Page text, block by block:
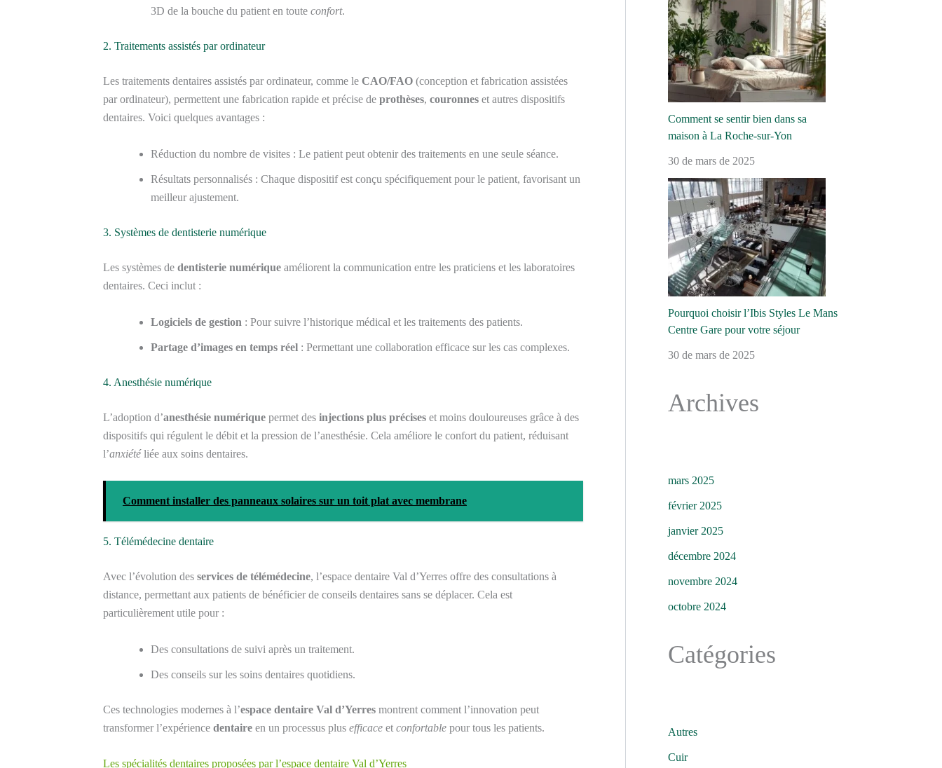
3D de la bouche du patient en toute confort.
2. Traitements assistés par ordinateur
Les traitements dentaires assistés par ordinateur, comme le CAO/FAO (conception et fabrication assistées
par ordinateur), permettent une fabrication rapide et précise de prothèses, couronnes et autres dispositifs
dentaires. Voici quelques avantages :
Réduction du nombre de visites : Le patient peut obtenir des traitements en une seule séance.
Résultats personnalisés : Chaque dispositif est conçu spécifiquement pour le patient, favorisant un
meilleur ajustement.
3. Systèmes de dentisterie numérique
Les systèmes de dentisterie numérique améliorent la communication entre les praticiens et les laboratoires
dentaires. Ceci inclut :
Logiciels de gestion : Pour suivre l’historique médical et les traitements des patients.
Partage d’images en temps réel : Permettant une collaboration efficace sur les cas complexes.
4. Anesthésie numérique
L’adoption d’anesthésie numérique permet des injections plus précises et moins douloureuses grâce à des
dispositifs qui régulent le débit et la pression de l’anesthésie. Cela améliore le confort du patient, réduisant
l’anxiétéliée aux soins dentaires.
Comment installer des panneaux solaires sur un toit plat avec membrane
5. Télémédecine dentaire
Avec l’évolution des services de télémédecine, l’espace dentaire Val d’Yerres offre des consultations à
distance, permettant aux patients de bénéficier de conseils dentaires sans se déplacer. Cela est
particulièrement utile pour :
Des consultations de suivi après un traitement.
Des conseils sur les soins dentaires quotidiens.
Ces technologies modernes à l’espace dentaire Val d’Yerres montrent comment l’innovation peut
transformer l’expérience dentaire en un processus plus efficace et confortable pour tous les patients.
Les spécialités dentaires proposées par l’espace dentaire Val d’Yerres
Comment se sentir bien dans sa
maison à La Roche-sur-Yon
30 de mars de 2025
Pourquoi choisir l’Ibis Styles Le Mans
Centre Gare pour votre séjour
30 de mars de 2025
Archives
mars 2025
février 2025
janvier 2025
décembre 2024
novembre 2024
octobre 2024
Catégories
Autres
Cuir